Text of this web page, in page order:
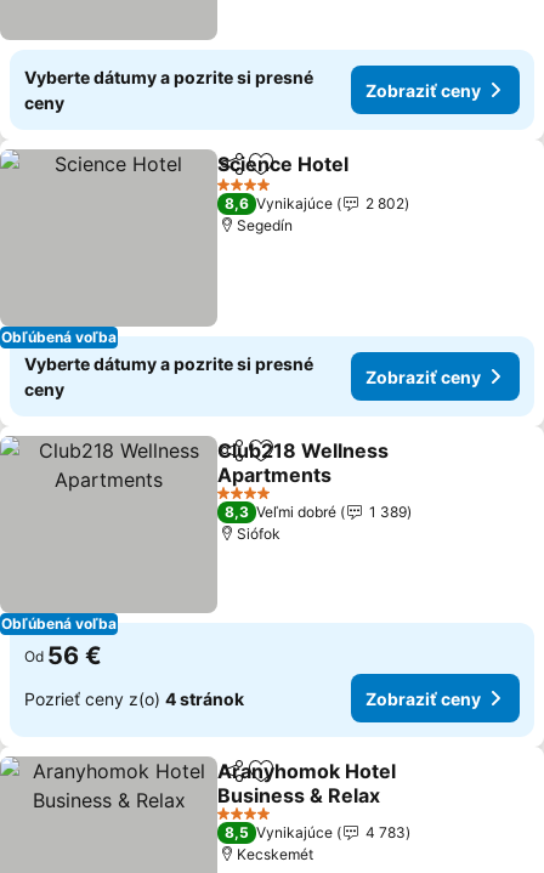
Vyberte dátumy a pozrite si presné
ceny
Zobraziť ceny
Obľúbená voľba
ZdieľaťPridať do obľúbených
Science Hotel
4 Počet hviezdičiek
8,6 Vynikajúce
2 802
Segedín
Vyberte dátumy a pozrite si presné
ceny
Zobraziť ceny
Obľúbená voľba
ZdieľaťPridať do obľúbených
Club218 Wellness
Apartments
4 Počet hviezdičiek
8,3 Veľmi dobré
1 389
Siófok
Od 56 €
Pozrieť ceny z(o) 4 stránok Zobraziť ceny
ZdieľaťPridať do obľúbených
Aranyhomok Hotel
Business & Relax
4 Počet hviezdičiek
8,5 Vynikajúce
4 783
Kecskemét